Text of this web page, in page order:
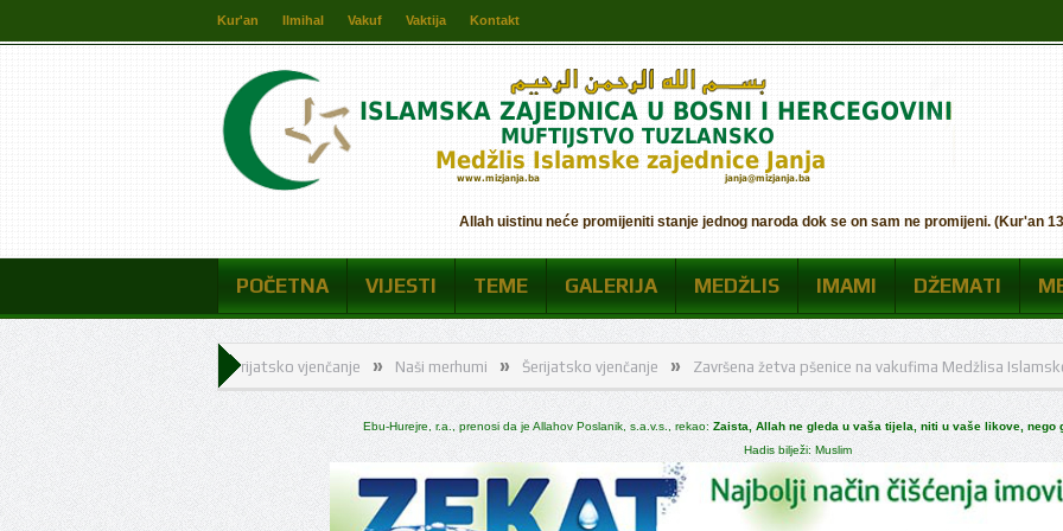
Kur'an Ilmihal Vakuf Vaktija Kontakt
Allah uistinu neće promijeniti stanje jednog naroda dok se on sam ne promijeni. (Kur'an
POČETNA VIJESTI TEME GALERIJA MEDŽLIS IMAMI DŽEMATI
» Šerijatsko vjenčanje » Naši merhumi » Šerijatsko vjenčanje » Završena žetva pšenice na vakufima Medžlisa Islamske zajednice
» Naši merhumi
Ebu-Hurejre, r.a., prenosi da je Allahov Poslanik, s.a.v.s., rekao: Zaista, Allah ne gleda u vaša tijela, niti u vaše likove, nego
Hadis bilježi: Muslim